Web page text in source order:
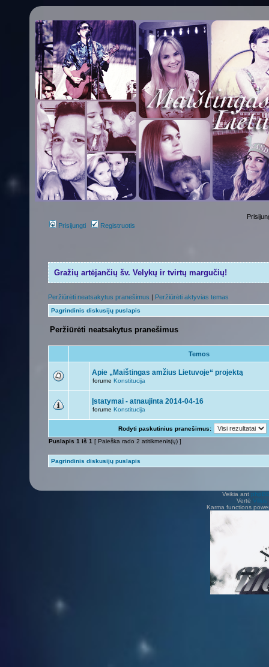
Prisijungti Registruotis
Gražių artėjančių šv. Velykų ir tvirtų margučių!
Peržiūrėti neatsakytus pranešimus | Peržiūrėti aktyvias temas
Pagrindinis diskusijų puslapis
Peržiūrėti neatsakytus pranešimus
Temos
Apie „Maištingas amžius Lietuvoje“ projektą
forume Konstitucija
Įstatymai - atnaujinta 2014-04-16
forume Konstitucija
Rodyti paskutinius pranešimus:
Puslapis 1 iš 1 [ Paieška rado 2 atitikmenis(ų) ]
Pagrindinis diskusijų puslapis
Veikia ant
Vertė Vilius
Karma functions